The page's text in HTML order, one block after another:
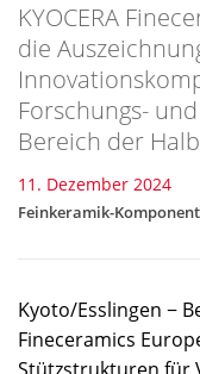
KYOCERA
die
Forschungs-
Bereich der
11. Dezember 2024
Feinkeramik-
Kyoto/Esslingen −
Fineceramics